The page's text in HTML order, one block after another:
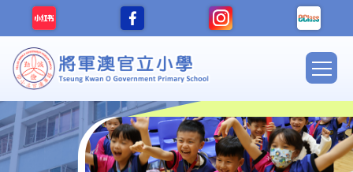
移至主內容
Main